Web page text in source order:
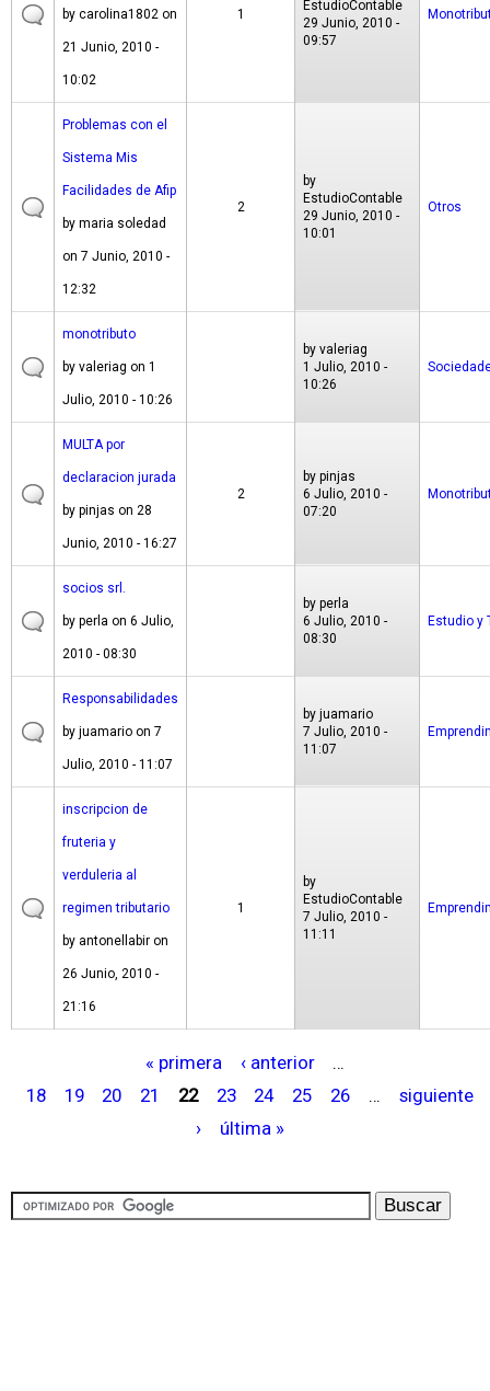
by carolina1802 on
21 Junio, 2010 -
10:02
1
EstudioContable
29 Junio, 2010 -
09:57
Problemas con el
Sistema Mis
Facilidades de Afip
by maria soledad
on 7 Junio, 2010 -
12:32
2
by
EstudioContable
29 Junio, 2010 -
10:01
Otros
monotributo
by valeriag on 1
Julio, 2010 - 10:26
by valeriag
1 Julio, 2010 -
10:26
MULTA por
declaracion jurada
by pinjas on 28
Junio, 2010 - 16:27
2
by pinjas
6 Julio, 2010 -
07:20
socios srl.
by perla on 6 Julio,
2010 - 08:30
by perla
6 Julio, 2010 -
08:30
Estudio y
Responsabilidades
by juamario on 7
Julio, 2010 - 11:07
by juamario
7 Julio, 2010 -
11:07
inscripcion de
fruteria y
verduleria al
regimen tributario
by antonellabir on
26 Junio, 2010 -
21:16
1
by
EstudioContable
7 Julio, 2010 -
11:11
P
i
n
« primera ‹ anterior
…
18
19 20 21 22 23 24 25 26 …
siguiente
›
última »